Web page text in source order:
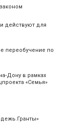
действуют для
переобучение по
Дону в рамках
«Семья»